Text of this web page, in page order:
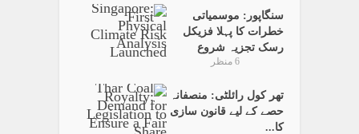
سنگاپور: موسمیاتی
خطرات کا پہلا فزیکل
رسک تجزیہ شروع
6 منظر
تھر کول رائلٹی: منصفانہ
حصے کے لیے قانون سازی
کا...